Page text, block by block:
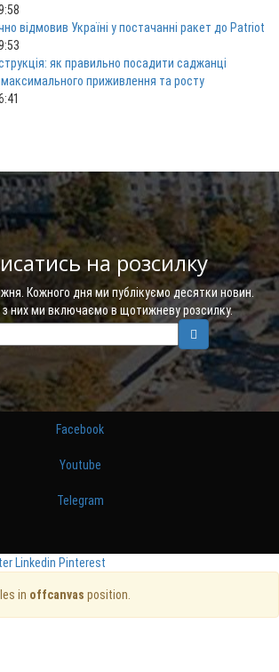
відмовив Україні у постачанні ракет до Patriot
як правильно посадити саджанці
максимального приживлення та росту
на розсилку
Кожного дня ми публікуємо десятки новин.
з них ми включаємо в щотижневу розсилку.
Facebook
Youtube
Telegram
Linkedin Pinterest
in offcanvas position.